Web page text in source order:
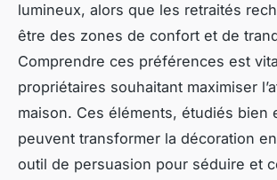
lumineux, alors que les retraités
être des zones de confort et de
Comprendre ces préférences est
propriétaires souhaitant maximiser
maison. Ces éléments, étudiés bien
peuvent transformer la décoration
outil de persuasion pour séduire et